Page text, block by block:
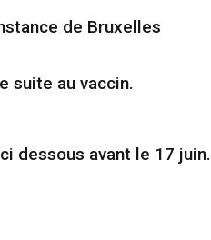
de Bruxelles
suite au vaccin.
dessous avant le 17 juin.